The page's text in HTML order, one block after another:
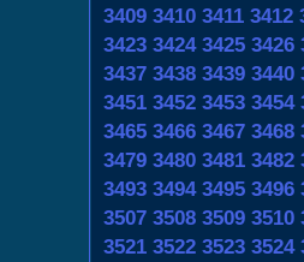
3409 3410 3411 3412
3423 3424 3425 3426
3437 3438 3439 3440
3451 3452 3453 3454
3465 3466 3467 3468
3479 3480 3481 3482
3493 3494 3495 3496
3507 3508 3509 3510
3521 3522 3523 3524